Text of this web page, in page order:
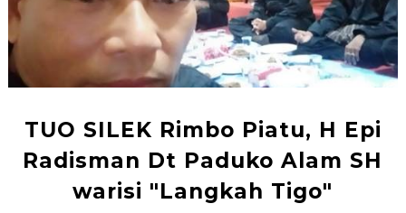
TUO SILEK Rimbo Piatu, H Epi
Radisman Dt Paduko Alam SH
warisi "Langkah Tigo"